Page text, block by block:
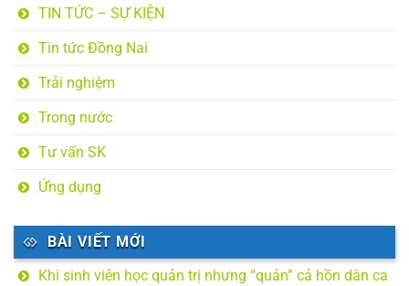
TIN TỨC – SỰ KIỆN
Tin tức Đồng Nai
Trải nghiệm
Trong nước
Tư vấn SK
Ứng dụng
BÀI VIẾT MỚI
Khi sinh viên học quản trị nhưng “quản” cả hồn dân ca